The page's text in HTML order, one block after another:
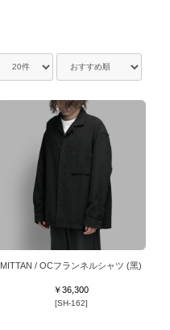
MITTAN / OCフランネルシャツ (⿊)
￥36,300
[SH-162]